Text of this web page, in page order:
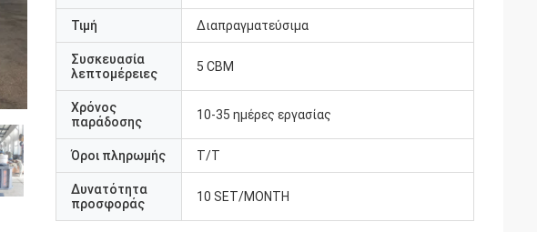
Τιμή Διαπραγματεύσιμα
Συσκευασία
λεπτομέρειες
5 CBM
Χρόνος
παράδοσης
10-35 ημέρες εργασίας
Όροι πληρωμής T/T
Δυνατότητα
προσφοράς
10 SET/MONTH